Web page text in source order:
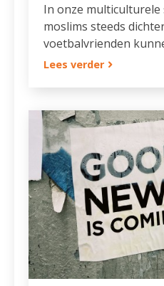
In onze
moslims steeds
voetbalvrienden
Lees verder